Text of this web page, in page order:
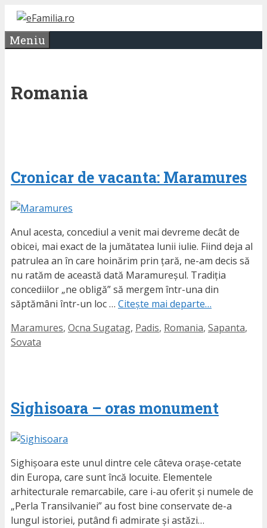
Sari
conținut
Meniu
Romania
Cronicar de vacanta: Maramures
Anul acesta, concediul a venit mai devreme decât de
obicei, mai exact de la jumătatea lunii iulie. Fiind deja al
patrulea an în care hoinărim prin țară, ne-am decis să
nu ratăm de această dată Maramureșul. Tradiția
concediilor „ne obligă” să mergem într-una din
săptămâni într-un loc … Citește mai departe…
Etichete
Maramures, Ocna Sugatag, Padis, Romania, Sapanta,
Sovata
Sighisoara – oras monument
Sighișoara este unul dintre cele câteva orașe-cetate
din Europa, care sunt încă locuite. Elementele
arhitecturale remarcabile, care i-au oferit și numele de
„Perla Transilvaniei” au fost bine conservate de-a
lungul istoriei, putând fi admirate și astăzi…